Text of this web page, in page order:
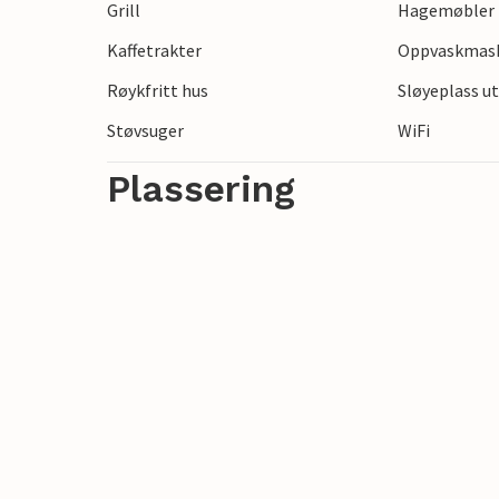
vakre strendene i området, eller ta en
strender, bad, butikker og restauranter.
Hyggen og det nydelige feriehuset tilbyr
avslapping og opplevelser.
Grill
Hagemøbler
Kaffetrakter
Røykfritt hus
Sløyeplass
Støvsuger
WiFi
Plassering